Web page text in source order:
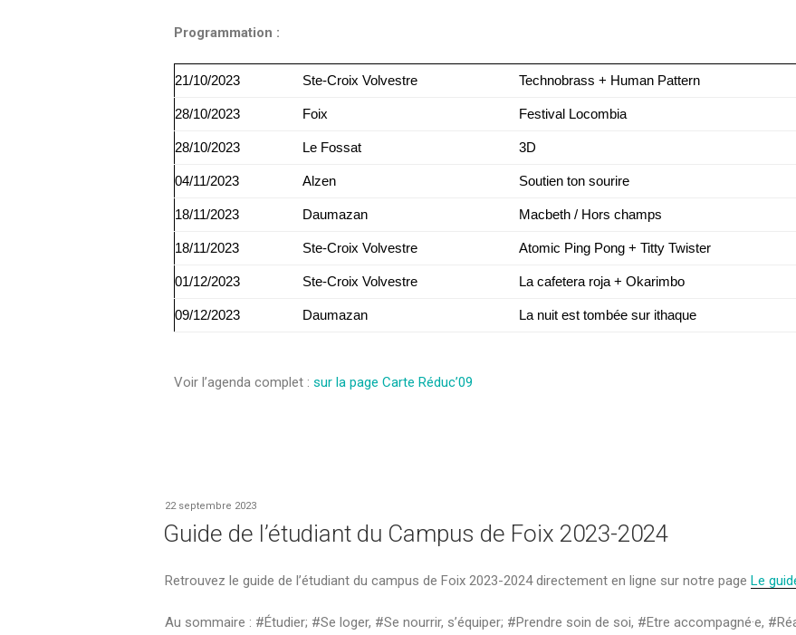
Programmation :
21/10/2023 Ste-Croix Volvestre Technobrass + Human Pattern
28/10/2023 Foix Festival Locombia
28/10/2023 Le Fossat 3D
04/11/2023 Alzen Soutien ton sourire
18/11/2023 Daumazan Macbeth / Hors champs
18/11/2023 Ste-Croix Volvestre Atomic Ping Pong + Titty Twister
01/12/2023 Ste-Croix Volvestre La cafetera roja + Okarimbo
09/12/2023 Daumazan La nuit est tombée sur ithaque
Voir l’agenda complet : sur la page Carte Réduc’09
22 septembre 2023
Guide de l’étudiant du Campus de Foix 2023-2024
Retrouvez le guide de l’étudiant du campus de Foix 2023-2024 directement en ligne sur notre page Le
Au sommaire : #Étudier; #Se loger, #Se nourrir, s’équiper; #Prendre soin de soi, #Etre accompagné·e,